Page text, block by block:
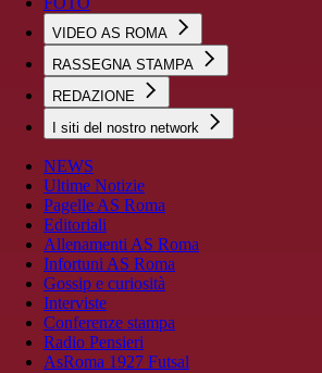
VIDEO AS ROMA
RASSEGNA STAMPA
REDAZIONE
I siti del nostro network
NEWS
Ultime Notizie
Pagelle AS Roma
Editoriali
Allenamenti AS Roma
Infortuni AS Roma
Gossip e curiosità
Interviste
Conferenze stampa
Radio Pensieri
AsRoma 1927 Futsal